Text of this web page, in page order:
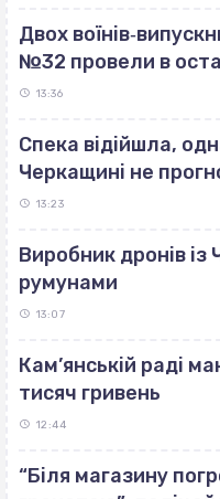
Двох
№32 провели в
13:36
Спека відійшла,
Черкащині не
13:23
Виробник дронів
румунами
13:07
Кам’янській раді
тисяч гривень
12:44
“Біля магазину